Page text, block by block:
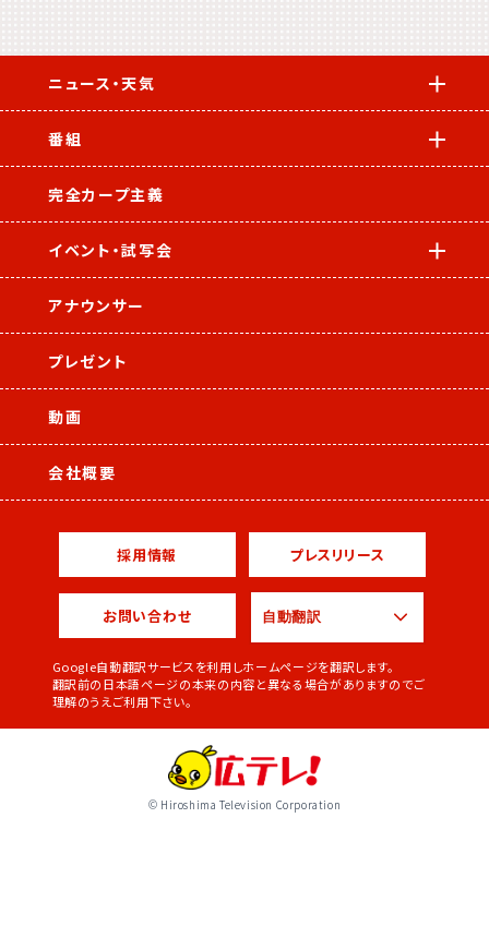
ニュース・天気
番組
完全カープ主義
イベント・試写会
アナウンサー
プレゼント
動画
会社概要
採用情報 プレスリリース
お問い合わせ
Google自動翻訳サービスを利用しホームページを翻訳します。
翻訳前の日本語ページの本来の内容と異なる場合がありますのでご
理解のうえご利用下さい。
© Hiroshima Television Corporation